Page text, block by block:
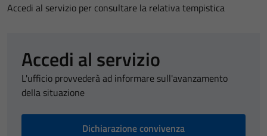
Accedi al servizio per consultare la relativa tempistica
Accedi al servizio
L'ufficio provvederà ad informare sull'avanzamento
della situazione
Dichiarazione convivenza